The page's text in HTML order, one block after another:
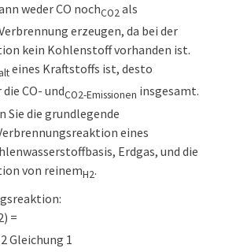
weder CO nochCO2als
erzeugen, da bei der
kein Kohlenstoff vorhanden ist.
eines Kraftstoffs ist, desto
CO- undCO2-Emissionen insgesamt.
Sie die grundlegende
eines
Erdgas, und die
von reinemH2.
=
Gleichung 1